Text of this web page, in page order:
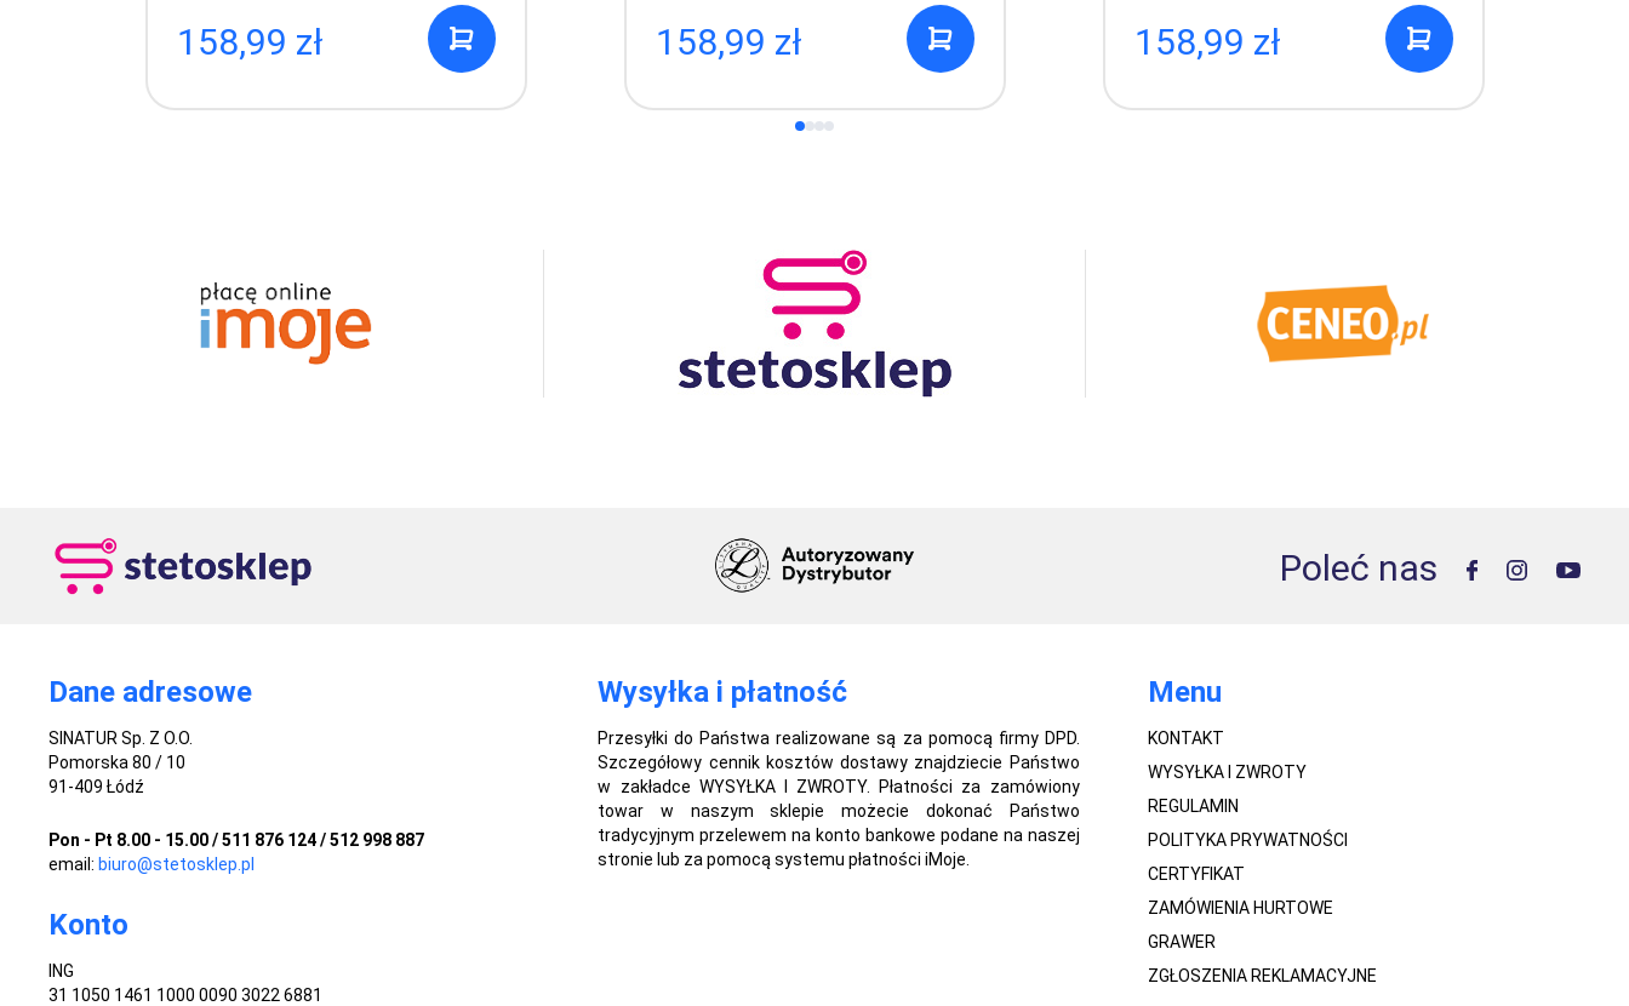
158,99 zł 158,99 zł 158,99 zł
Poleć nas
Dane adresowe
SINATUR Sp. Z O.O.
Pomorska 80 / 10
91-409 Łódź
Pon - Pt 8.00 - 15.00 / 511 876 124 / 512 998 887
email: biuro@stetosklep.pl
Konto
ING
31 1050 1461 1000 0090 3022 6881
Wysyłka i płatność
Przesyłki do Państwa realizowane są za pomocą firmy DPD.
Szczegółowy cennik kosztów dostawy znajdziecie Państwo
w zakładce WYSYŁKA I ZWROTY. Płatności za zamówiony
towar w naszym sklepie możecie dokonać Państwo
tradycyjnym przelewem na konto bankowe podane na naszej
stronie lub za pomocą systemu płatności iMoje.
Menu
KONTAKT
WYSYŁKA I ZWROTY
REGULAMIN
POLITYKA PRYWATNOŚCI
CERTYFIKAT
ZAMÓWIENIA HURTOWE
GRAWER
ZGŁOSZENIA REKLAMACYJNE